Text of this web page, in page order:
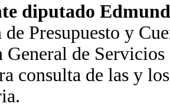
diputado
Presupuesto y
de
consulta de las y